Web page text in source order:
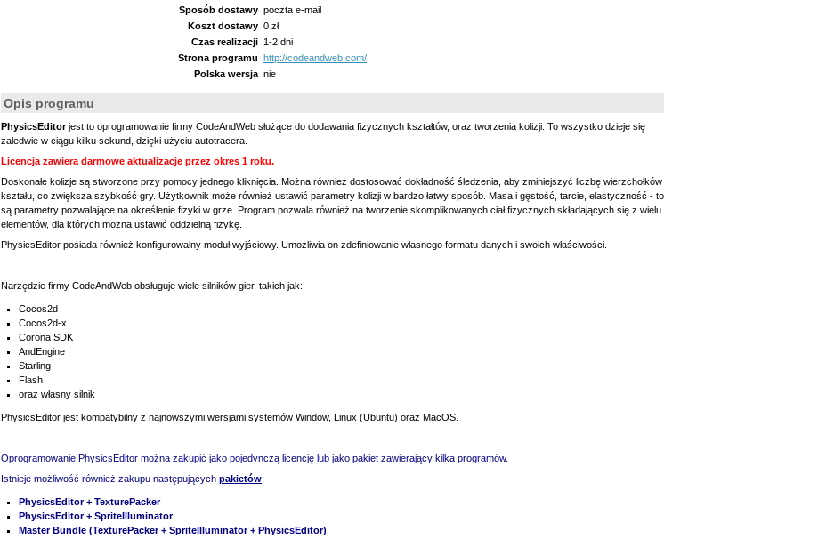
Sposób dostawy poczta e-mail
Koszt dostawy 0 zł
Czas realizacji 1-2 dni
Strona programu http://codeandweb.com/
Polska wersja nie
Opis programu
PhysicsEditorjest to oprogramowanie firmy CodeAndWeb służące do dodawania fizycznych kształtów, oraz tworzenia kolizji. To wszystko dzieje się
zaledwie w ciągu kilku sekund, dzięki użyciu autotracera.
Licencja zawiera darmowe aktualizacje przez okres 1 roku.
Doskonałe kolizje są stworzone przy pomocy jednego kliknięcia. Można również dostosować dokładność śledzenia, aby zminiejszyć liczbę wierzchołków
kształu, co zwiększa szybkość gry. Użytkownik może również ustawić parametry kolizji w bardzo łatwy sposób. Masa i gęstość, tarcie, elastyczność - to
są parametry pozwalające na określenie fizyki w grze. Program pozwala również na tworzenie skomplikowanych ciał fizycznych składających się z wielu
elementów, dla których można ustawić oddzielną fizykę.
PhysicsEditor posiada również konfigurowalny moduł wyjściowy. Umożliwia on zdefiniowanie wlasnego formatu danych i swoich właściwości.
Narzędzie firmy CodeAndWeb obsługuje wiele silników gier, takich jak:
Cocos2d
Cocos2d-x
Corona SDK
AndEngine
Starling
Flash
oraz własny silnik
PhysicsEditor jest kompatybilny z najnowszymi wersjami systemów Window, Linux (Ubuntu) oraz MacOS.
Oprogramowanie PhysicsEditor można zakupić jako pojedynczą licencję lub jako pakiet zawierający kilka programów.
Istnieje możliwość również zakupu następujących pakietów:
PhysicsEditor + TexturePacker
PhysicsEditor+ SpriteIlluminator
Master Bundle (TexturePacker + SpriteIlluminator + PhysicsEditor)